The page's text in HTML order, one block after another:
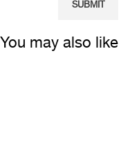
You may also like…